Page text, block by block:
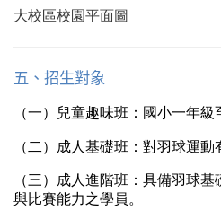
大校區校園平面圖
五、招生對象
（一）兒童趣味班：國小一年級
（二）成人基礎班：對羽球運動
（三）成人進階班：具備羽球
與比賽能力之學員。